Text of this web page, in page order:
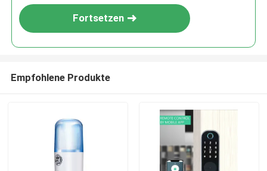
Fortsetzen
Empfohlene Produkte